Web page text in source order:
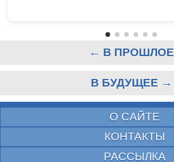
← В ПРОШЛОЕ
В БУДУЩЕЕ →
О САЙТЕ
КОНТАКТЫ
РАССЫЛКА